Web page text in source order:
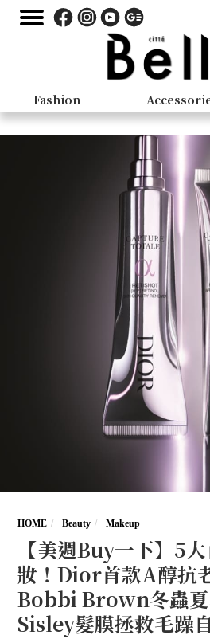
Fashion
HOME Beauty Makeup
【美週Buy一下】5
妝！Dior首款A醇抗
Bobbi Brown冬蟲夏
Sisley髮膜拯救毛躁